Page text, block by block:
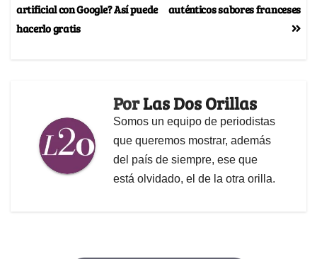
auténticos sabores franceses
artificial con Google? Así puede
hacerlo gratis
PorLas Dos Orillas
Somos un equipo de periodistas
que queremos mostrar, además
del país de siempre, ese que
está olvidado, el de la otra orilla.